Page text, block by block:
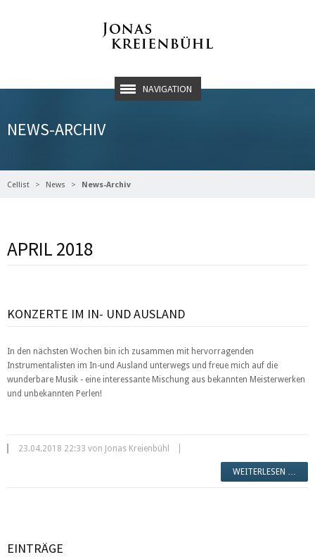
NAVIGATION
NEWS-ARCHIV
Cellist News News-Archiv
APRIL 2018
KONZERTE IM IN- UND AUSLAND
In den nächsten Wochen bin ich zusammen mit hervorragenden
Instrumentalisten im In-und Ausland unterwegs und freue mich auf die
wunderbare Musik - eine interessante Mischung aus bekannten Meisterwerken
und unbekannten Perlen!
23.04.2018 22:33 von Jonas Kreienbühl
WEITERLESEN …
EINTRÄGE